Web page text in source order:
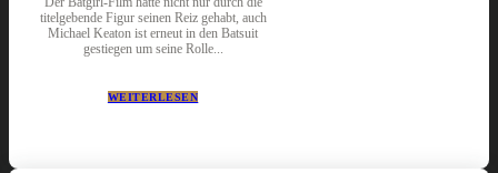
titelgebende Figur seinen Reiz gehabt, auch
Michael Keaton ist erneut in den Batsuit
gestiegen um seine Rolle...
WEITERLESEN